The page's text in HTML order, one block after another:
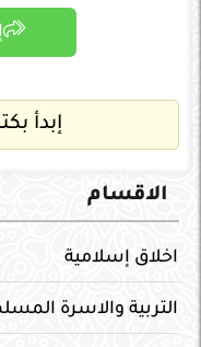
إبدأ
الاقسام
اخلاق إسلامية
التربية والاسرة